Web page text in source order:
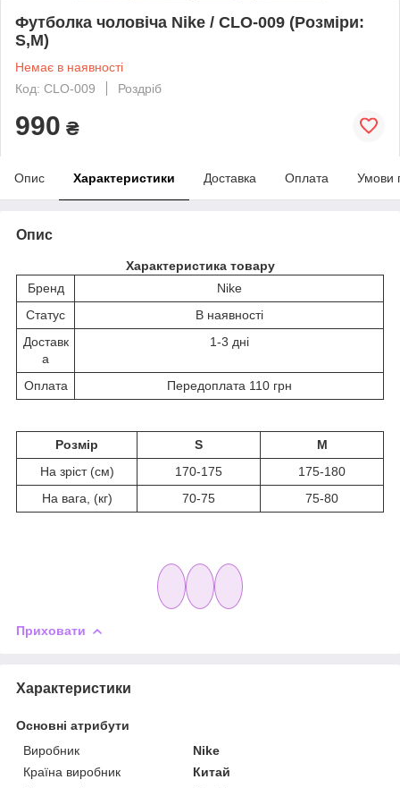
Футболка чоловіча Nike / CLO-009 (Розміри:
S,M)
Немає в наявності
Код: CLO-009
Роздріб
990 ₴
Опис Характеристики Доставка Оплата Умови
Опис
Характеристика товару
Бренд
Nike
Статус
В наявності
Доставк
а
1-3 дні
Оплата Передоплата 110 грн
Розмір S
M
На зріст (см)
170-175
175-180
На вага, (кг)
70-75 75-80
Приховати
Характеристики
Основні атрибути
Виробник
Nike
Країна виробник
Китай